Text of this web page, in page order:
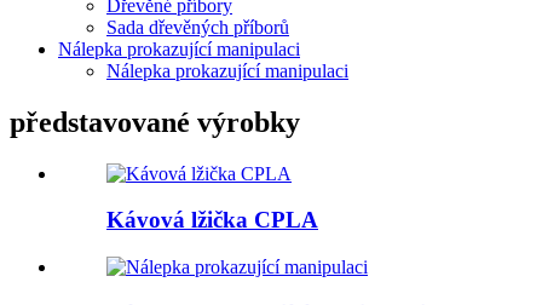
Dřevěné příbory
Sada dřevěných příborů
Nálepka prokazující manipulaci
Nálepka prokazující manipulaci
představované výrobky
Kávová lžička CPLA